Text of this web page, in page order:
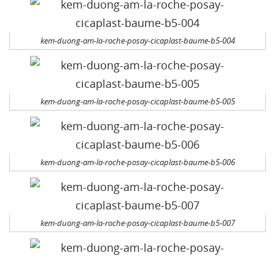
kem-duong-am-la-roche-posay-cicaplast-baume-b5-004
kem-duong-am-la-roche-posay-cicaplast-baume-b5-005
kem-duong-am-la-roche-posay-cicaplast-baume-b5-006
kem-duong-am-la-roche-posay-cicaplast-baume-b5-007